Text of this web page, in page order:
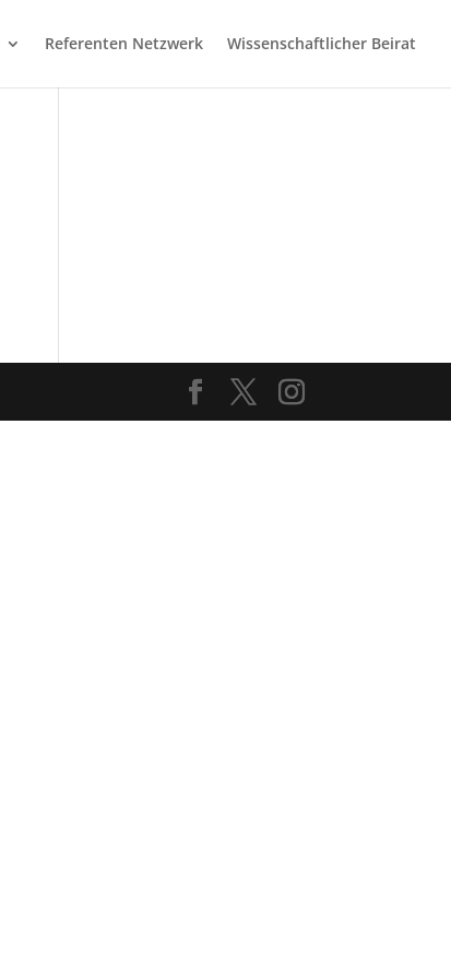
Referenten Netzwerk Wissenschaftlicher Beirat